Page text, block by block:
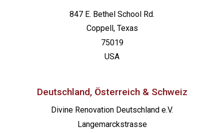
847 E. Bethel School Rd.
Coppell, Texas
75019
USA
Deutschland, Österreich & Schweiz
Divine Renovation Deutschland e.V.
Langemarckstrasse